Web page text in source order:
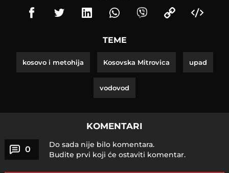
TEME
kosovo i metohija Kosovska Mitrovica upad
vodovod
KOMENTARI
0
Do sada nije bilo komentara.
Budite prvi koji će ostaviti komentar.